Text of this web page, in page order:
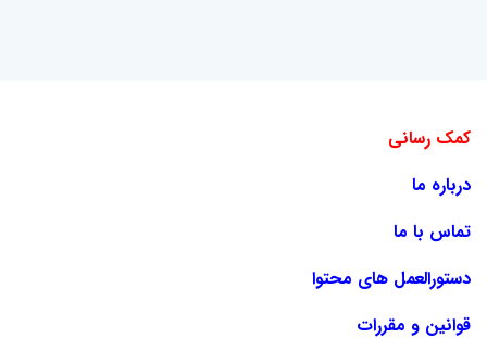
کمک رسانی
درباره ما
تماس با ما
دستورالعمل های محتوا
قوانین و مقررات